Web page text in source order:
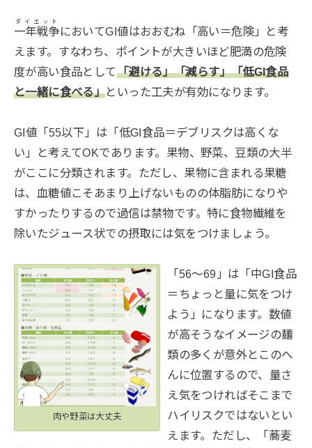
一年戦争
ダイエット
においてGI値はおおむね「高い＝危険」と考
えます。すなわち、ポイントが大きいほど肥満の危険
度が高い食品として「避ける」「減らす」「低GI食品
と一緒に食べる」といった工夫が有効になります。
GI値「55以下」は「低GI食品＝デブリスクは高くな
い」と考えてOKであります。果物、野菜、豆類の大半
がここに分類されます。ただし、果物に含まれる果糖
は、血糖値こそあまり上げないものの体脂肪になりや
すかったりするので過信は禁物です。特に食物繊維を
除いたジュース状での摂取には気をつけましょう。
肉や野菜は大丈夫
「56～69」は「中GI食品
＝ちょっと量に気をつけ
よう」になります。数値
が高そうなイメージの麺
類の多くが意外とこのへ
んに位置するので、量さ
え気をつければそこまで
ハイリスクではないとい
えます。ただし、「蕎麦